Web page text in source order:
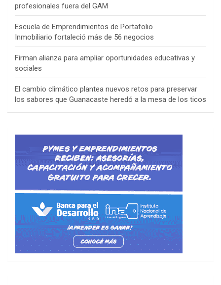
profesionales fuera del GAM
Escuela de Emprendimientos de Portafolio
Inmobiliario fortaleció más de 56 negocios
Firman alianza para ampliar oportunidades educativas y
sociales
El cambio climático plantea nuevos retos para preservar
los sabores que Guanacaste heredó a la mesa de los ticos